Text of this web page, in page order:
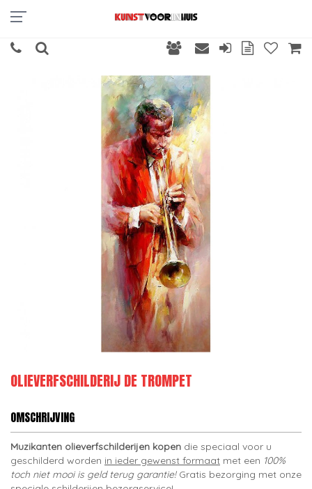
OLIEVERFSCHILDERIJ DE TROMPET
OMSCHRIJVING
Muzikanten olieverfschilderijen kopen die speciaal voor u
geschilderd worden in ieder gewenst formaat met een 100%
toch niet mooi is geld terug garantie!Gratis bezorging met onze